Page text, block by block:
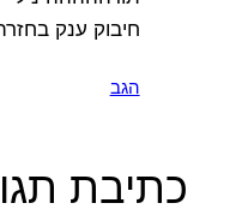
חיבוק ענק
הגב
כתיבת